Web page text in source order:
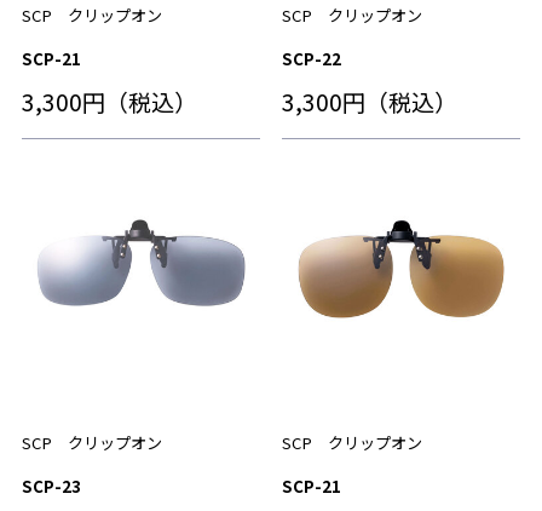
SCP クリップオン
SCP-21
3,300円（税込）
SCP クリップオン
SCP-22
3,300円（税込）
SCP クリップオン
SCP-23
SCP クリップオン
SCP-21